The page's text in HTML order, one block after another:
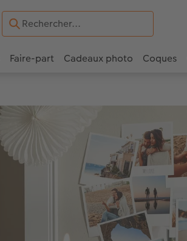
Faire-part Cadeaux photo Coques